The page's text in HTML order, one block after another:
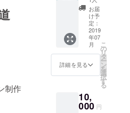
制作
書籍
（紙媒
体）を
お送り
いたし
ます。
※お礼の
手紙は
直筆で
す。
お届
け予
定：
2019
年07
月
詳細を見る
こ
の
リ
タ
ー
ン
を
選
択
す
る
10,
000 円